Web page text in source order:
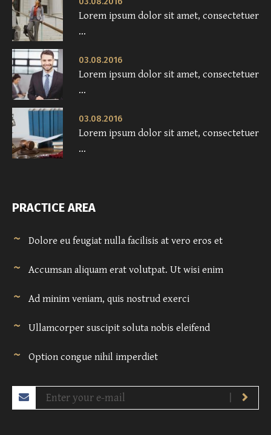
Lorem ipsum dolor sit amet, consectetuer
...
03.08.2016
Lorem ipsum dolor sit amet, consectetuer
...
03.08.2016
Lorem ipsum dolor sit amet, consectetuer
...
PRACTICE AREA
Dolore eu feugiat nulla facilisis at vero eros et
Accumsan aliquam erat volutpat. Ut wisi enim
Ad minim veniam, quis nostrud exerci
Ullamcorper suscipit soluta nobis eleifend
Option congue nihil imperdiet